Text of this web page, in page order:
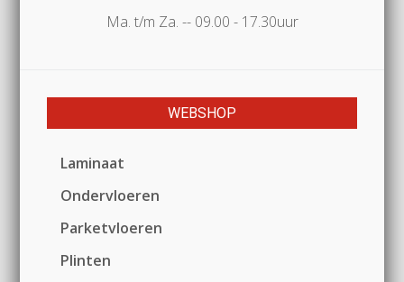
Ma. t/m Za. -- 09.00 - 17.30uur
WEBSHOP
Laminaat
Ondervloeren
Parketvloeren
Plinten